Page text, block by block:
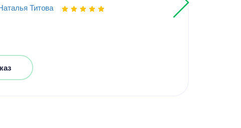
Титова